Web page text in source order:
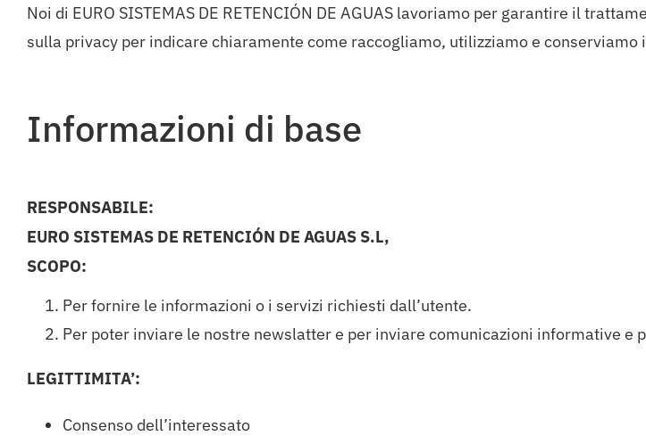
Noi di EURO SISTEMAS DE RETENCIÓN DE AGUAS lavoriamo per garantire il
sulla privacy per indicare chiaramente come raccogliamo, utilizziamo e
Informazioni di base
RESPONSABILE:
EURO SISTEMAS DE RETENCIÓN DE AGUAS S.L,
SCOPO:
Per fornire le informazioni o i servizi richiesti dall’utente.
Per poter inviare le nostre newslatter e per inviare comunicazioni informative
LEGITTIMITA’:
Consenso dell’interessato